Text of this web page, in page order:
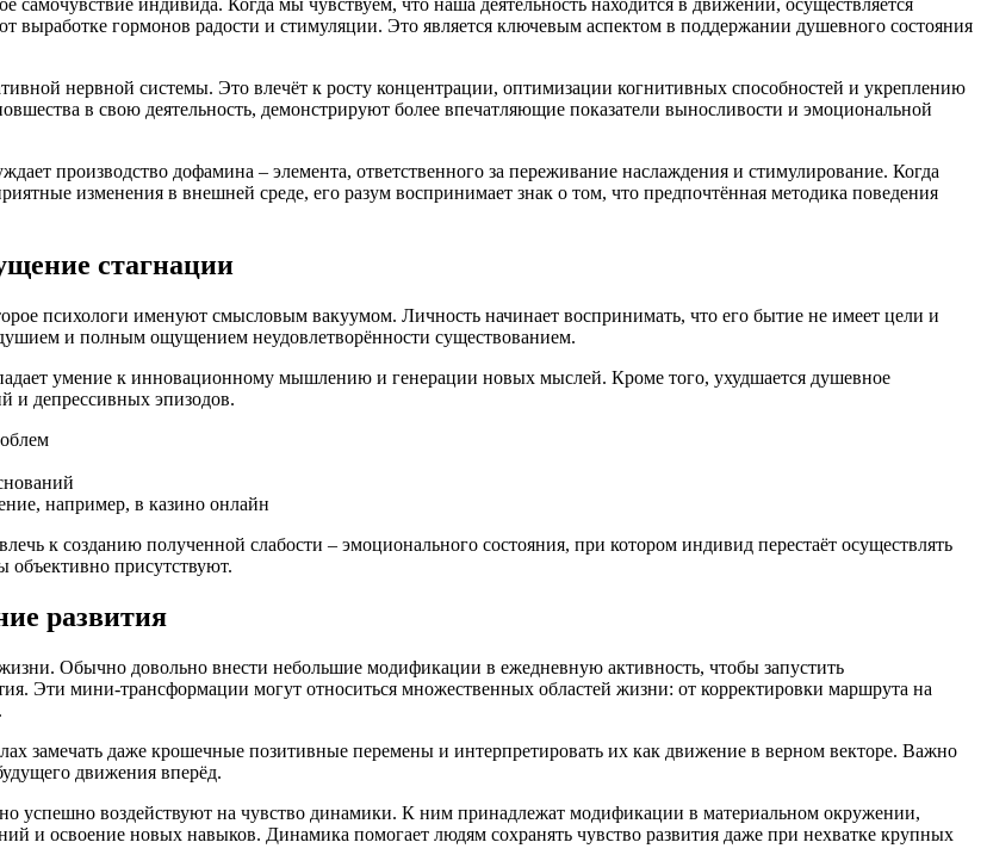
индивида. Когда мы чувствуем, что наша деятельность находится в движении, осуществляется
выработке гормонов радости и стимуляции. Это является ключевым аспектом в поддержании душевного состояния
нервной системы. Это влечёт к росту концентрации, оптимизации когнитивных способностей и укреплению
в свою деятельность, демонстрируют более впечатляющие показатели выносливости и эмоциональной
производство дофамина – элемента, ответственного за переживание наслаждения и стимулирование. Когда
изменения в внешней среде, его разум воспринимает знак о том, что предпочтённая методика поведения
стагнации
психологи именуют смысловым вакуумом. Личность начинает воспринимать, что его бытие не имеет цели и
и полным ощущением неудовлетворённости существованием.
умение к инновационному мышлению и генерации новых мыслей. Кроме того, ухудшается душевное
и депрессивных эпизодов.
например, в казино онлайн
к созданию полученной слабости – эмоционального состояния, при котором индивид перестаёт осуществлять
объективно присутствуют.
развития
Обычно довольно внести небольшие модификации в ежедневную активность, чтобы запустить
Эти мини-трансформации могут относиться множественных областей жизни: от корректировки маршрута на
замечать даже крошечные позитивные перемены и интерпретировать их как движение в верном векторе. Важно
движения вперёд.
успешно воздействуют на чувство динамики. К ним принадлежат модификации в материальном окружении,
и освоение новых навыков. Динамика помогает людям сохранять чувство развития даже при нехватке крупных